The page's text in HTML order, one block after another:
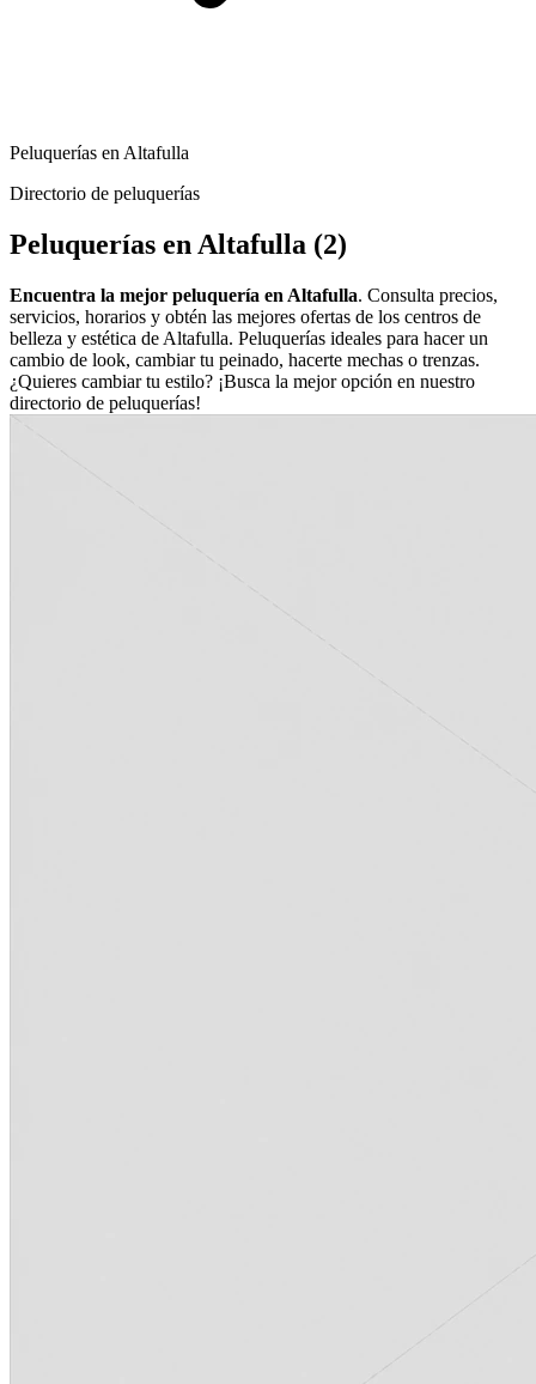
Peluquerías en Altafulla
Directorio de peluquerías
Peluquerías en Altafulla (2)
Encuentra la mejor peluquería en Altafulla. Consulta precios,
servicios, horarios y obtén las mejores ofertas de los centros de
belleza y estética de Altafulla. Peluquerías ideales para hacer un
cambio de look, cambiar tu peinado, hacerte mechas o trenzas.
¿Quieres cambiar tu estilo? ¡Busca la mejor opción en nuestro
directorio de peluquerías!